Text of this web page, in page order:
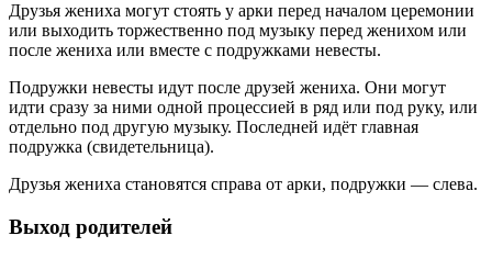
Друзья жениха могут стоять у арки перед началом церемонии
или выходить торжественно под музыку перед женихом или
после жениха или вместе с подружками невесты.
Подружки невесты идут после друзей жениха. Они могут
идти сразу за ними одной процессией в ряд или под руку, или
отдельно под другую музыку. Последней идёт главная
подружка (свидетельница).
Друзья жениха становятся справа от арки, подружки — слева.
Выход родителей